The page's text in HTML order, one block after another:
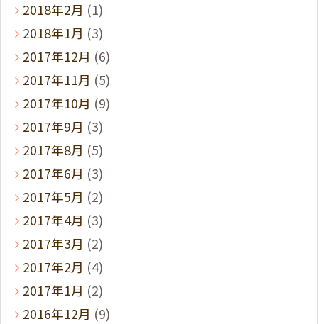
2018年2月 (1)
2018年1月 (3)
2017年12月 (6)
2017年11月 (5)
2017年10月 (9)
2017年9月 (3)
2017年8月 (5)
2017年6月 (3)
2017年5月 (2)
2017年4月 (3)
2017年3月 (2)
2017年2月 (4)
2017年1月 (2)
2016年12月 (9)